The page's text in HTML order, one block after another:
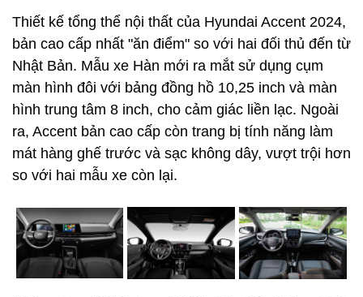
Thiết kế tổng thể nội thất của Hyundai Accent 2024,
bản cao cấp nhất "ăn điểm" so với hai đối thủ đến từ
Nhật Bản. Mẫu xe Hàn mới ra mắt sử dụng cụm
màn hình đôi với bảng đồng hồ 10,25 inch và màn
hình trung tâm 8 inch, cho cảm giác liền lạc. Ngoài
ra, Accent bản cao cấp còn trang bị tính năng làm
mát hàng ghế trước và sạc không dây, vượt trội hơn
so với hai mẫu xe còn lại.